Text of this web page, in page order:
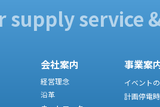
supply service
会社案内
経営理念
沿革
事業案
イベント
計画停電